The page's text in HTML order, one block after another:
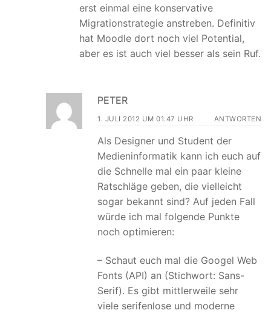
erst einmal eine konservative
Migrationstrategie anstreben. Definitiv
hat Moodle dort noch viel Potential,
aber es ist auch viel besser als sein Ruf.
PETER
1. JULI 2012 UM 01:47 UHR ANTWORTEN
Als Designer und Student der
Medieninformatik kann ich euch auf
die Schnelle mal ein paar kleine
Ratschläge geben, die vielleicht
sogar bekannt sind? Auf jeden Fall
würde ich mal folgende Punkte
noch optimieren:
– Schaut euch mal die Googel Web
Fonts (API) an (Stichwort: Sans-
Serif). Es gibt mittlerweile sehr
viele serifenlose und moderne